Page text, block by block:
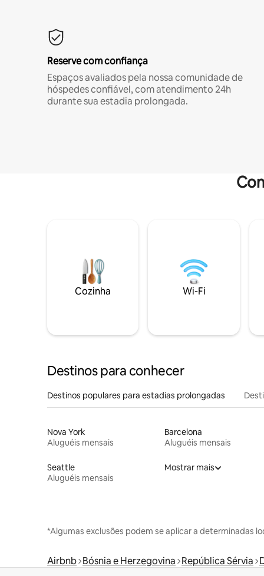
Reserve com confiança
Espaços avaliados pela nossa comunidade de
hóspedes confiável, com atendimento 24h
durante sua estadia prolongada.
Cozinha Wi-Fi
Destinos para conhecer
Destinos populares para estadias prolongadas
Nova York
Aluguéis mensais
Barcelona
Aluguéis mensais
Seattle
Aluguéis mensais
Mostrar mais
*Algumas exclusões podem se aplicar a determinadas
Airbnb Bósnia e Herzegovina República Sérvia